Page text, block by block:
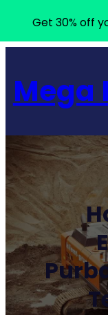
konten
Mega
Get 30% off